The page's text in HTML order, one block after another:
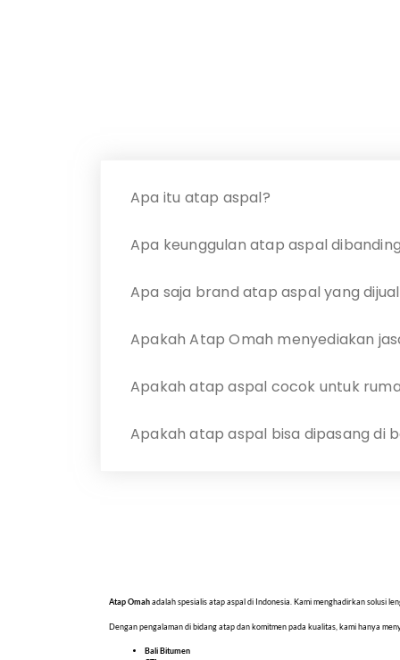
Apa itu atap aspal?
Apa keunggulan atap aspal
Apa saja brand atap aspal yang
Apakah Atap Omah menyediakan
Apakah atap aspal cocok untuk
Apakah atap aspal bisa dipasang di
Atap Omahadalah spesialis atap aspal di Indonesia. Kami menghadirkan solusi
Dengan pengalaman di bidang atap dan komitmen pada kualitas, kami hanya
Bali Bitumen